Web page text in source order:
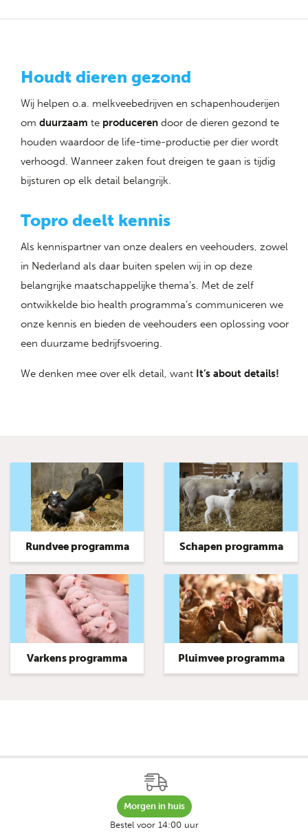
Houdt dieren gezond
Wij helpen o.a. melkveebedrijven en schapenhouderijen
om duurzaam te produceren door de dieren gezond te
houden waardoor de life-time-productie per dier wordt
verhoogd. Wanneer zaken fout dreigen te gaan is tijdig
bijsturen op elk detail belangrijk.
Topro deelt kennis
Als kennispartner van onze dealers en veehouders, zowel
in Nederland als daar buiten spelen wij in op deze
belangrijke maatschappelijke thema’s. Met de zelf
ontwikkelde bio health programma’s communiceren we
onze kennis en bieden de veehouders een oplossing voor
een duurzame bedrijfsvoering.
We denken mee over elk detail, want It’s about details!
Rundvee programma Schapen programma
Varkens programma Pluimvee programma
Morgen in huis
Bestel voor 14:00 uur